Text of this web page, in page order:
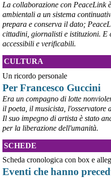
@peacelink - 6/8/2026 21:50
corriereditaranto.it/2026/08/0
Aprendo i lavori, il ministro Urso
debba necessariamente prendere
d’Appello di Milano, ricordando
inserito nella data room della
nuovo scenario – ha spiegato –
aggiornata sull’intero perimetro
chiusura dell’area a caldo e che i
#ILVA #Taranto
La collaborazione con PeaceLink
ambientali a un sistema
prepara e conserva il dato;
cittadini, giornalisti e istituzioni. E
accessibili e verificabili.
CULTURA
Un ricordo personale
Per Francesco Guccini
Era un compagno di lotte
il poeta, il musicista, l'osservatore
Il suo impegno di artista è stato
per la liberazione dell'umanità.
SCHEDE
Scheda cronologica con box e
Eventi che hanno